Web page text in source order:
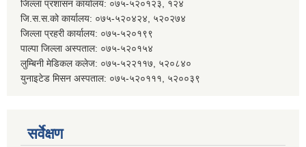
जिल्ला प्रशासन कार्यालय: ०७५-५२०१२३, १२४
जि.स.स.को कार्यालय: ०७५-५२०४२४, ५२०२७४
जिल्ला प्रहरी कार्यालय: ०७५-५२०१९९
पाल्पा जिल्ला अस्पताल: ०७५-५२०१५४
लुम्बिनी मेडिकल कलेज: ०७५-५२२११७, ५२०८४०
युनाइटेड मिसन अस्पताल: ०७५-५२०१११, ५२००३९
सर्वेक्षण